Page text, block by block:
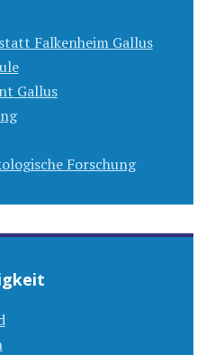
Falkenheim Gallus
Gallus
Forschung